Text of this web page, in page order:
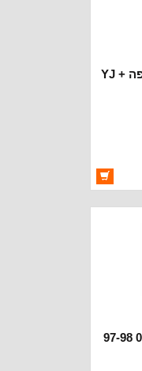
חיישן TPS ג.צ'ירוקי-00 97-98